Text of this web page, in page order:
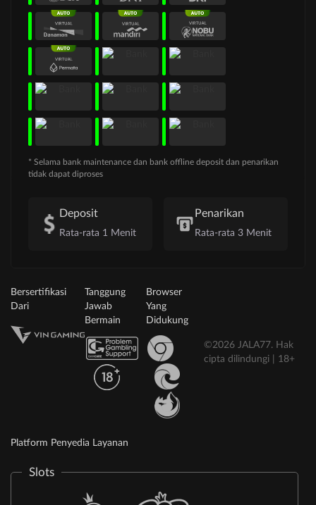
* Selama bank maintenance dan bank offline deposit dan penarikan
tidak dapat diproses
Deposit
Rata-rata 1 Menit
Penarikan
Rata-rata 3 Menit
Bersertifikasi
Dari
Tanggung
Jawab
Bermain
Browser
Yang
Didukung
©2026 JALA77. Hak
cipta dilindungi | 18+
Platform Penyedia Layanan
Slots